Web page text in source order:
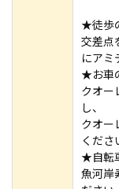
★徒歩
交差点
にアミ
★お車
クオー
し、
クオー
くださ
★自転
魚河岸